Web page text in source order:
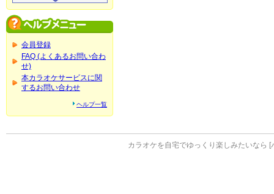
会員登録
FAQ (よくあるお問い合わ
せ)
本カラオケサービスに関
するお問い合わせ
ヘルプ一覧
カラオケを自宅でゆっくり楽しみたいなら [